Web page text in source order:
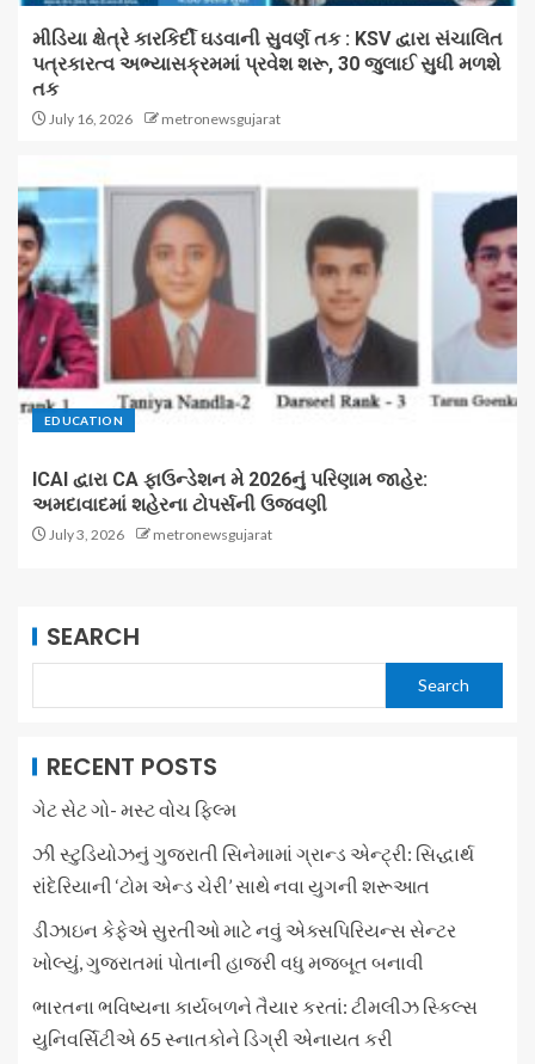
મીડિયા ક્ષેત્રે કારકિર્દી ઘડવાની સુવર્ણ તક : KSV દ્વારા સંચાલિત
પત્રકારત્વ અભ્યાસક્રમમાં પ્રવેશ શરૂ, 30 જુલાઈ સુધી મળશે
તક
July 16, 2026 metronewsgujarat
EDUCATION
ICAI દ્વારા CA ફાઉન્ડેશન મે 2026નું પરિણામ જાહેર:
અમદાવાદમાં શહેરના ટોપર્સની ઉજવણી
July 3, 2026 metronewsgujarat
SEARCH
Search
RECENT POSTS
ગેટ સેટ ગો- મસ્ટ વોચ ફિલ્મ
ઝી સ્ટુડિયોઝનું ગુજરાતી સિનેમામાં ગ્રાન્ડ એન્ટ્રી: સિદ્ધાર્થ
રાંદેરિયાની ‘ટોમ એન્ડ ચેરી’ સાથે નવા યુગની શરૂઆત
ડીઝાઇન કેફેએ સુરતીઓ માટે નવું એક્સપિરિયન્સ સેન્ટર
ખોલ્યું, ગુજરાતમાં પોતાની હાજરી વધુ મજબૂત બનાવી
ભારતના ભવિષ્યના કાર્યબળને તૈયાર કરતાં: ટીમલીઝ સ્કિલ્સ
યુનિવર્સિટીએ 65 સ્નાતકોને ડિગ્રી એનાયત કરી